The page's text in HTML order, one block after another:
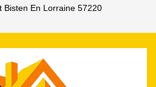
Bisten En Lorraine 57220